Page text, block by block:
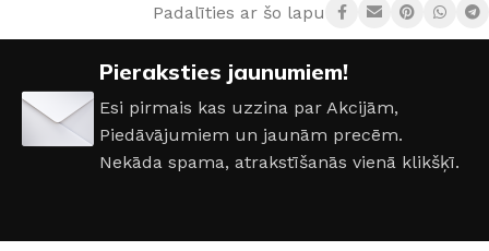
DURVJU MATERIĀLS Metāls
DURVJU KĀRBAS IZMĒRS
860 × 2050 mm ,960 × 2050 mm
Padalīties ar šo lapu:
Pieraksties jaunumiem!
Esi pirmais kas uzzina par Akcijām,
Piedāvājumiem un jaunām precēm.
Nekāda spama, atrakstīšanās vienā klikšķī.